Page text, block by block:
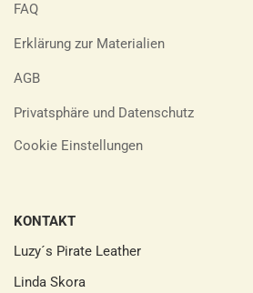
FAQ
Erklärung zur Materialien
AGB
Privatsphäre und Datenschutz
Cookie Einstellungen
KONTAKT
Luzy´s Pirate Leather
Linda Skora